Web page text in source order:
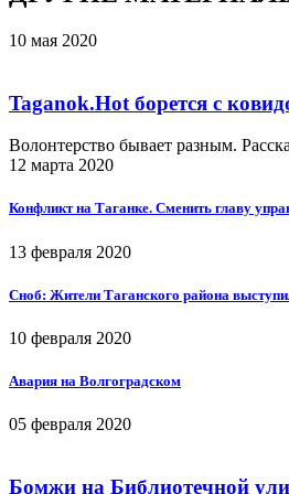
10 мая 2020
Taganok.Hot борется с
Волонтерство бывает разным.
12 марта 2020
Конфликт на Таганке. Сменить главу
13 февраля 2020
Сноб: Жители Таганского района
10 февраля 2020
Авария на Волгоградском
05 февраля 2020
Бомжи на Библиотечной